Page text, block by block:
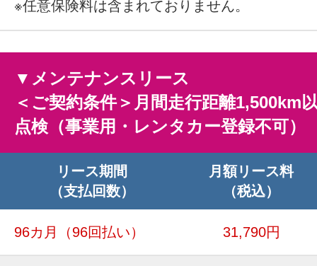
※任意保険料は含まれておりません。
▼メンテナンスリース
＜ご契約条件＞月間走行距離1,500km
点検（事業用・レンタカー登録不可）
リース期間
（支払回数）
月額リース料
（税込）
96カ月 （96回払い） 31,790円